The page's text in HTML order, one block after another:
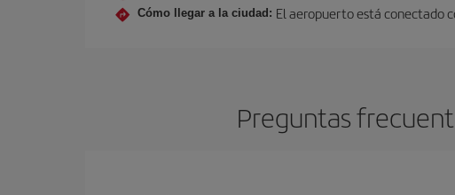
Cómo llegar a la ciudad: El aeropuerto está conectado
Preguntas